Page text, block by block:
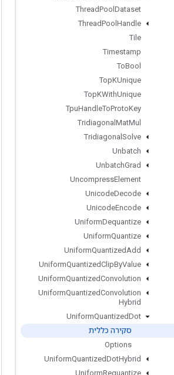
ThreadPool Dataset
ThreadPool Handle
Tile
Timestamp
ToBool
TopKUnique
TopKWithUnique
TpuHandleToProtoKey
Tridiagonal MatMul
Tridiagonal Solve
Unbatch
UnbatchGrad
UncompressElement
UnicodeDecode
UnicodeEncode
UniformDequantize
UniformQuantize
UniformQuantizedAdd
UniformQuantizedClipByValue
UniformQuantizedConvolution
UniformQuantizedConvolution
Hybrid
UniformQuantizedDot
סקירה כללית
Options
UniformQuantizedDotHybrid
UniformRequantize